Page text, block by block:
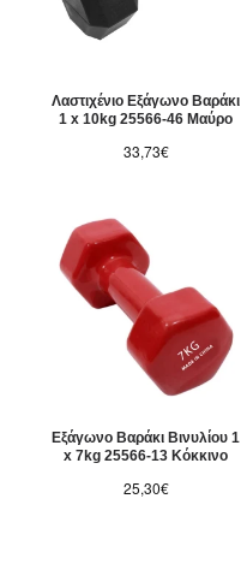
Λαστιχένιο Εξάγωνο Βαράκι
1 x 10kg 25566-46 Μαύρο
33,73€
Εξάγωνο Βαράκι Βινυλίου 1
x 7kg 25566-13 Κόκκινο
25,30€